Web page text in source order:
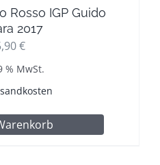
Rosso IGP Guido
2017
€
% MwSt.